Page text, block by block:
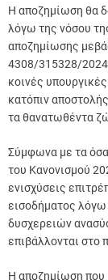
Η αποζημίωση θα
λόγω της νόσου
αποζημίωσης
4308/315328/2024
κοινές
κατόπιν
τα θανατωθέντα
Σύμφωνα με τα όσα
του Κανονισμού
ενισχύσεις
εισοδήματος
δυσχερειών
επιβάλλονται στο
Η αποζημίωση που